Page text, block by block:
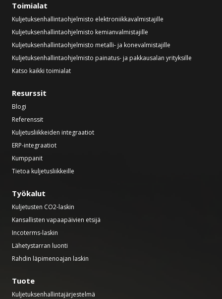
Toimialat
Kuljetuksenhallintaohjelmisto elektroniikkavalmistajille
Kuljetuksenhallintaohjelmisto kemianvalmistajille
Kuljetuksenhallintaohjelmisto metalli- ja konevalmistajille
Kuljetuksenhallintaohjelmisto painatus- ja pakkausalan yrityksille
Katso kaikki toimialat
Resurssit
Blogi
Referenssit
Kuljetusliikkeiden integraatiot
ERP-integraatiot
Kumppanit
Tietoa kuljetusliikkeille
Työkalut
Kuljetusten CO2-laskin
Kansallisten vapaapäivien etsijä
Incoterms-laskin
Lähetystarran luonti
Rahdin läpimenoajan laskin
Tuote
Kuljetuksenhallintajärjestelmä